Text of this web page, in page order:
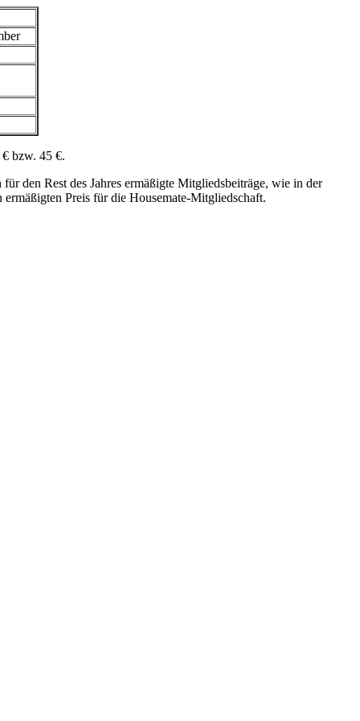
bzw. 45 €.
den Rest des Jahres ermäßigte Mitgliedsbeiträge, wie in der
Preis für die Housemate-Mitgliedschaft.